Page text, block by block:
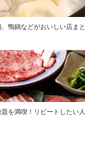
鴨鍋などがおいしい店まと
を満喫！リピートしたい人